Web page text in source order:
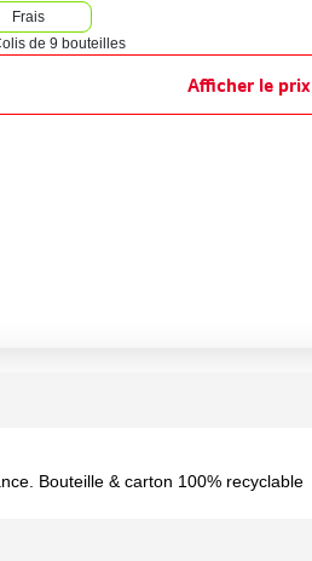
Frais
de 9 bouteilles
Afficher le prix
Bouteille & carton 100% recyclable